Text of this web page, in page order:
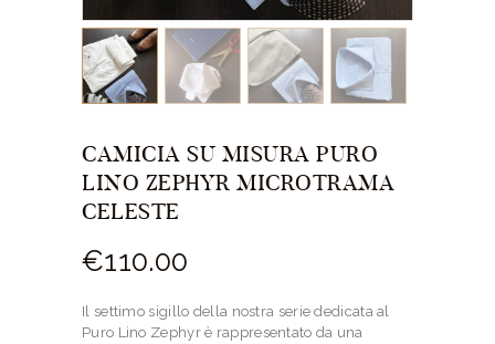
CAMICIA SU MISURA PURO
LINO ZEPHYR MICROTRAMA
CELESTE
€110.00
Il settimo sigillo della nostra serie dedicata al
Puro Lino Zephyr è rappresentato da una